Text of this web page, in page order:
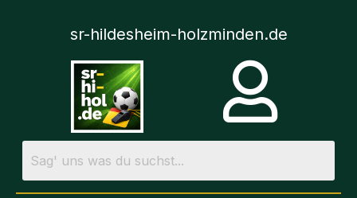
sr-hildesheim-holzminden.de